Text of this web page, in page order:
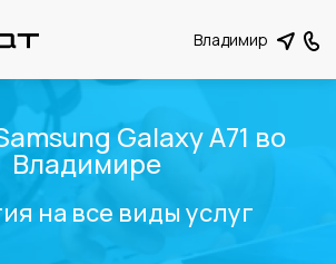
Владимир
Galaxy A71 во
Владимире
на все виды услуг